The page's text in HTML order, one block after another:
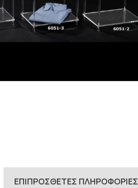
ΕΠΙΠΡΌΣΘΕΤΕΣ ΠΛΗΡΟΦΟΡΊΕΣ